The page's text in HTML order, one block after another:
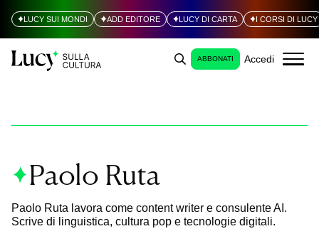
LUCY SUI MONDI ADD EDITORE LUCY DI CARTA I CORSI DI LUCY
ABBONATI Accedi
Paolo Ruta
Paolo Ruta lavora come content writer e consulente AI.
Scrive di linguistica, cultura pop e tecnologie digitali.